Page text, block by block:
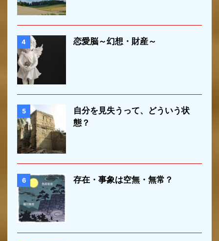
4 恋愛脳～幻想・財産～
5
自分を見失うって、どういう状
態？
6 存在・事象は空無・無常？